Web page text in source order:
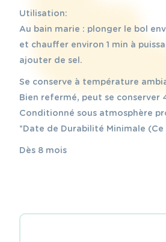
Utilisation:
Au bain marie : plonger le bol
et chauffer environ 1 min à
ajouter de sel.
Se conserve à température
Bien refermé, peut se
Conditionné sous atmosphère
*Date de Durabilité Minimale
Dès 8 mois